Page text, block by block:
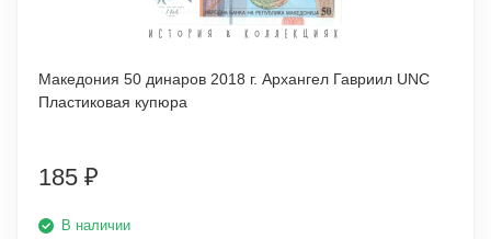
Македония 50 динаров 2018 г. Архангел Гавриил UNC
Пластиковая купюра
185 ₽
В наличии